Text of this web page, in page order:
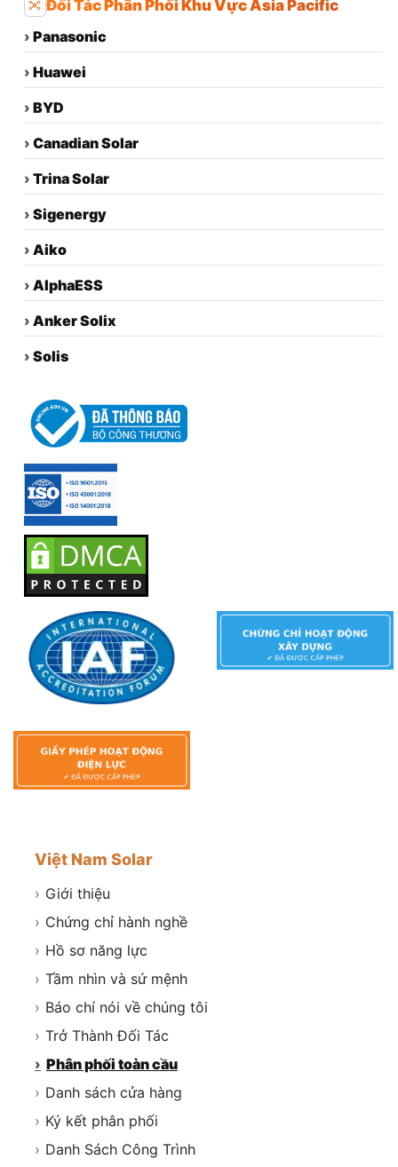
Đối Tác Phân Phối Khu Vực Asia Pacific
› Panasonic
› Huawei
› BYD
› Canadian Solar
› Trina Solar
› Sigenergy
› Aiko
› AlphaESS
› Anker Solix
› Solis
Việt Nam Solar
› Giới thiệu
› Chứng chỉ hành nghề
› Hồ sơ năng lực
› Tầm nhìn và sứ mệnh
› Báo chí nói về chúng tôi
› Trở Thành Đối Tác
› Phân phối toàn cầu
› Danh sách cửa hàng
› Ký kết phân phối
› Danh Sách Công Trình